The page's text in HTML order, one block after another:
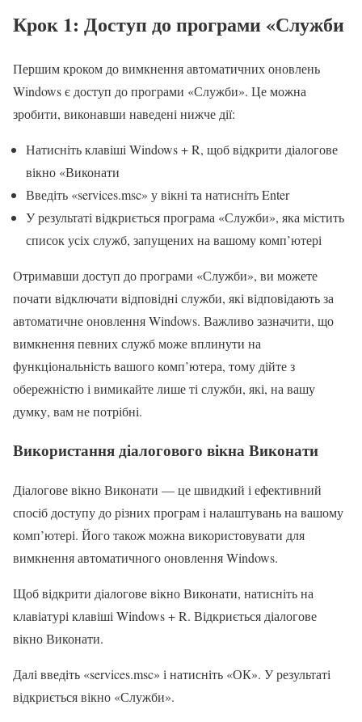
Крок 1: Доступ до програми «Служби
Першим кроком до вимкнення автоматичних оновлень
Windows є доступ до програми «Служби». Це можна
зробити, виконавши наведені нижче дії:
Натисніть клавіші Windows + R, щоб відкрити діалогове
вікно «Виконати
Введіть «services.msc» у вікні та натисніть Enter
У результаті відкриється програма «Служби», яка містить
список усіх служб, запущених на вашому комп’ютері
Отримавши доступ до програми «Служби», ви можете
почати відключати відповідні служби, які відповідають за
автоматичне оновлення Windows. Важливо зазначити, що
вимкнення певних служб може вплинути на
функціональність вашого комп’ютера, тому дійте з
обережністю і вимикайте лише ті служби, які, на вашу
думку, вам не потрібні.
Використання діалогового вікна Виконати
Діалогове вікно Виконати — це швидкий і ефективний
спосіб доступу до різних програм і налаштувань на вашому
комп’ютері. Його також можна використовувати для
вимкнення автоматичного оновлення Windows.
Щоб відкрити діалогове вікно Виконати, натисніть на
клавіатурі клавіші Windows + R. Відкриється діалогове
вікно Виконати.
Далі введіть «services.msc» і натисніть «ОК». У результаті
відкриється вікно «Служби».